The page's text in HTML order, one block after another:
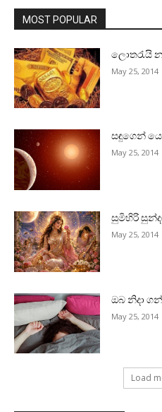
MOST POPULAR
ලොතරැයි
May 25, 2014
සඳුගෙන්
May 25, 2014
සුමිහිරි
May 25, 2014
ඔබ නිදා
May 25, 2014
Load